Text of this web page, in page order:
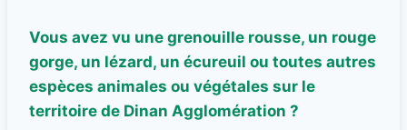
Vous avez vu une grenouille rousse, un rouge
gorge, un lézard, un écureuil ou toutes autres
espèces animales ou végétales sur le
territoire de Dinan Agglomération ?